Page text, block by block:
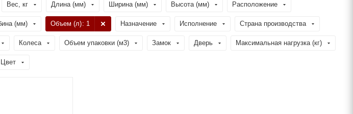
Вес, кг Длина (мм) Ширина (мм) Высота (мм) Расположение
(мм) Объем (л): 1 Назначение Исполнение Страна производства
Колеса Объем упаковки (м3) Замок Дверь Максимальная нагрузка (кг)
Цвет